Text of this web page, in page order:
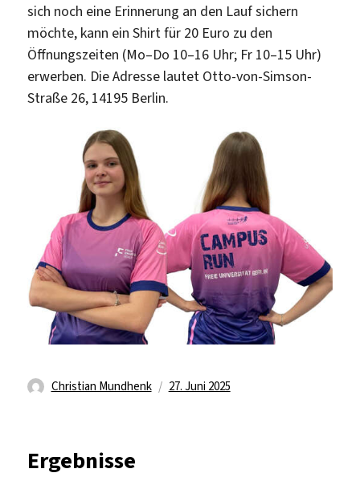
sich noch eine Erinnerung an den Lauf sichern
möchte, kann ein Shirt für 20 Euro zu den
Öffnungszeiten (Mo–Do 10–16 Uhr; Fr 10–15 Uhr)
erwerben. Die Adresse lautet Otto-von-Simson-
Straße 26, 14195 Berlin.
Autor
Christian Mundhenk
Veröffentlicht
27. Juni 2025
Ergebnisse